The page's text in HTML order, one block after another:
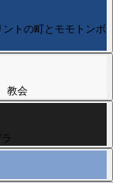
トの町とモモトンボ
会